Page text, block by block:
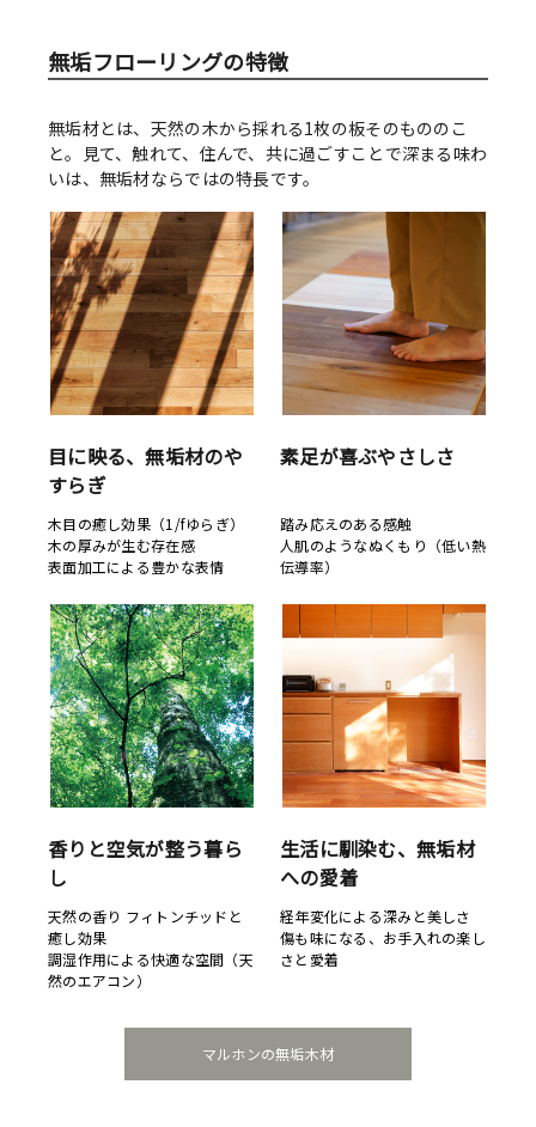
無垢フローリングの特徴
無垢材とは、天然の木から採れる1枚の板そのもののこ
と。見て、触れて、住んで、共に過ごすことで深まる味わ
いは、無垢材ならではの特長です。
目に映る、無垢材のや
すらぎ
木目の癒し効果（1/fゆらぎ）
木の厚みが生む存在感
表面加工による豊かな表情
素足が喜ぶやさしさ
踏み応えのある感触
人肌のようなぬくもり（低い熱
伝導率）
香りと空気が整う暮ら
し
天然の香り フィトンチッドと
癒し効果
調湿作用による快適な空間（天
然のエアコン）
生活に馴染む、無垢材
への愛着
経年変化による深みと美しさ
傷も味になる、お手入れの楽し
さと愛着
マルホンの無垢木材